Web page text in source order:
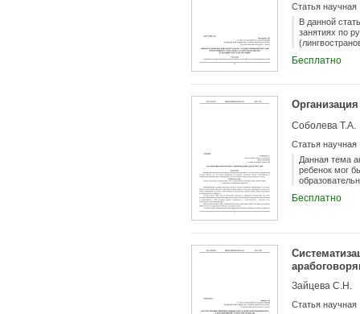
Статья научная
В данной
занятиях по
условиях
Бесплатно
Соболева Т.А.
Статья научная
Данная тема
ребенок мог
Бесплатно
Зайцева С.Н.
Статья научная